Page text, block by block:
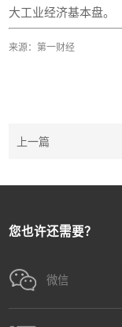
大工业经济基本盘。
来源：第一财经
上一篇
您也许还需要？
微信